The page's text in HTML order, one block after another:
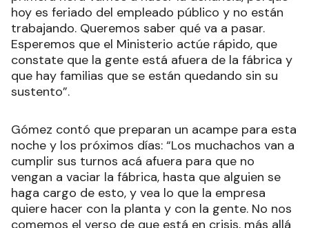
hoy es feriado del empleado público y no están
trabajando. Queremos saber qué va a pasar.
Esperemos que el Ministerio actúe rápido, que
constate que la gente está afuera de la fábrica y
que hay familias que se están quedando sin su
sustento”.
Gómez contó que preparan un acampe para esta
noche y los próximos días: “Los muchachos van a
cumplir sus turnos acá afuera para que no
vengan a vaciar la fábrica, hasta que alguien se
haga cargo de esto, y vea lo que la empresa
quiere hacer con la planta y con la gente. No nos